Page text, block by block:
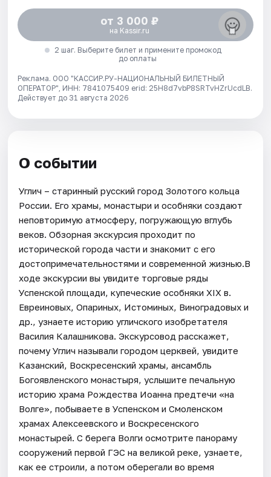
от 3 000 ₽
на Kassir.ru
2 шаг. Выберите билет и примените промокод
до оплаты
Реклама. ООО "КАССИР.РУ-НАЦИОНАЛЬНЫЙ БИЛЕТНЫЙ
ОПЕРАТОР", ИНН: 7841075409 erid: 25H8d7vbP8SRTvHZrUcdLB.
Действует до 31 августа 2026
О событии
Углич – старинный русский город Золотого кольца
России. Его храмы, монастыри и особняки создают
неповторимую атмосферу, погружающую вглубь
веков. Обзорная экскурсия проходит по
исторической города части и знакомит с его
достопримечательностями и современной жизнью.В
ходе экскурсии вы увидите торговые ряды
Успенской площади, купеческие особняки XIX в.
Евреиновых, Опариных, Истоминых, Виноградовых и
др., узнаете историю угличского изобретателя
Василия Калашникова. Экскурсовод расскажет,
почему Углич называли городом церквей, увидите
Казанский, Воскресенский храмы, ансамбль
Богоявленского монастыря, услышите печальную
историю храма Рождества Иоанна предтечи «на
Волге», побываете в Успенском и Смоленском
храмах Алексеевского и Воскресенского
монастырей. С берега Волги осмотрите панораму
сооружений первой ГЭС на великой реке, узнаете,
как ее строили, а потом оберегали во время